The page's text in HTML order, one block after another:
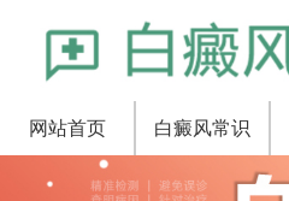
网站首页 白癜风常识